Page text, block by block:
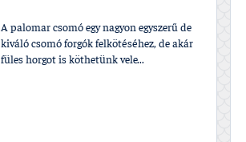
A palomar csomó egy nagyon egyszerű de
kiváló csomó forgók felkötéséhez, de akár
füles horgot is köthetünk vele...